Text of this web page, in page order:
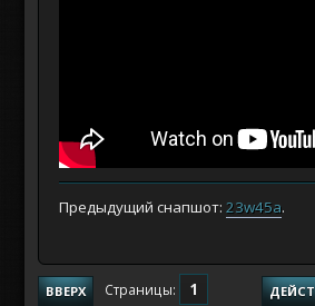
Предыдущий снапшот:23w45a.
ВВЕРХ Страницы 1